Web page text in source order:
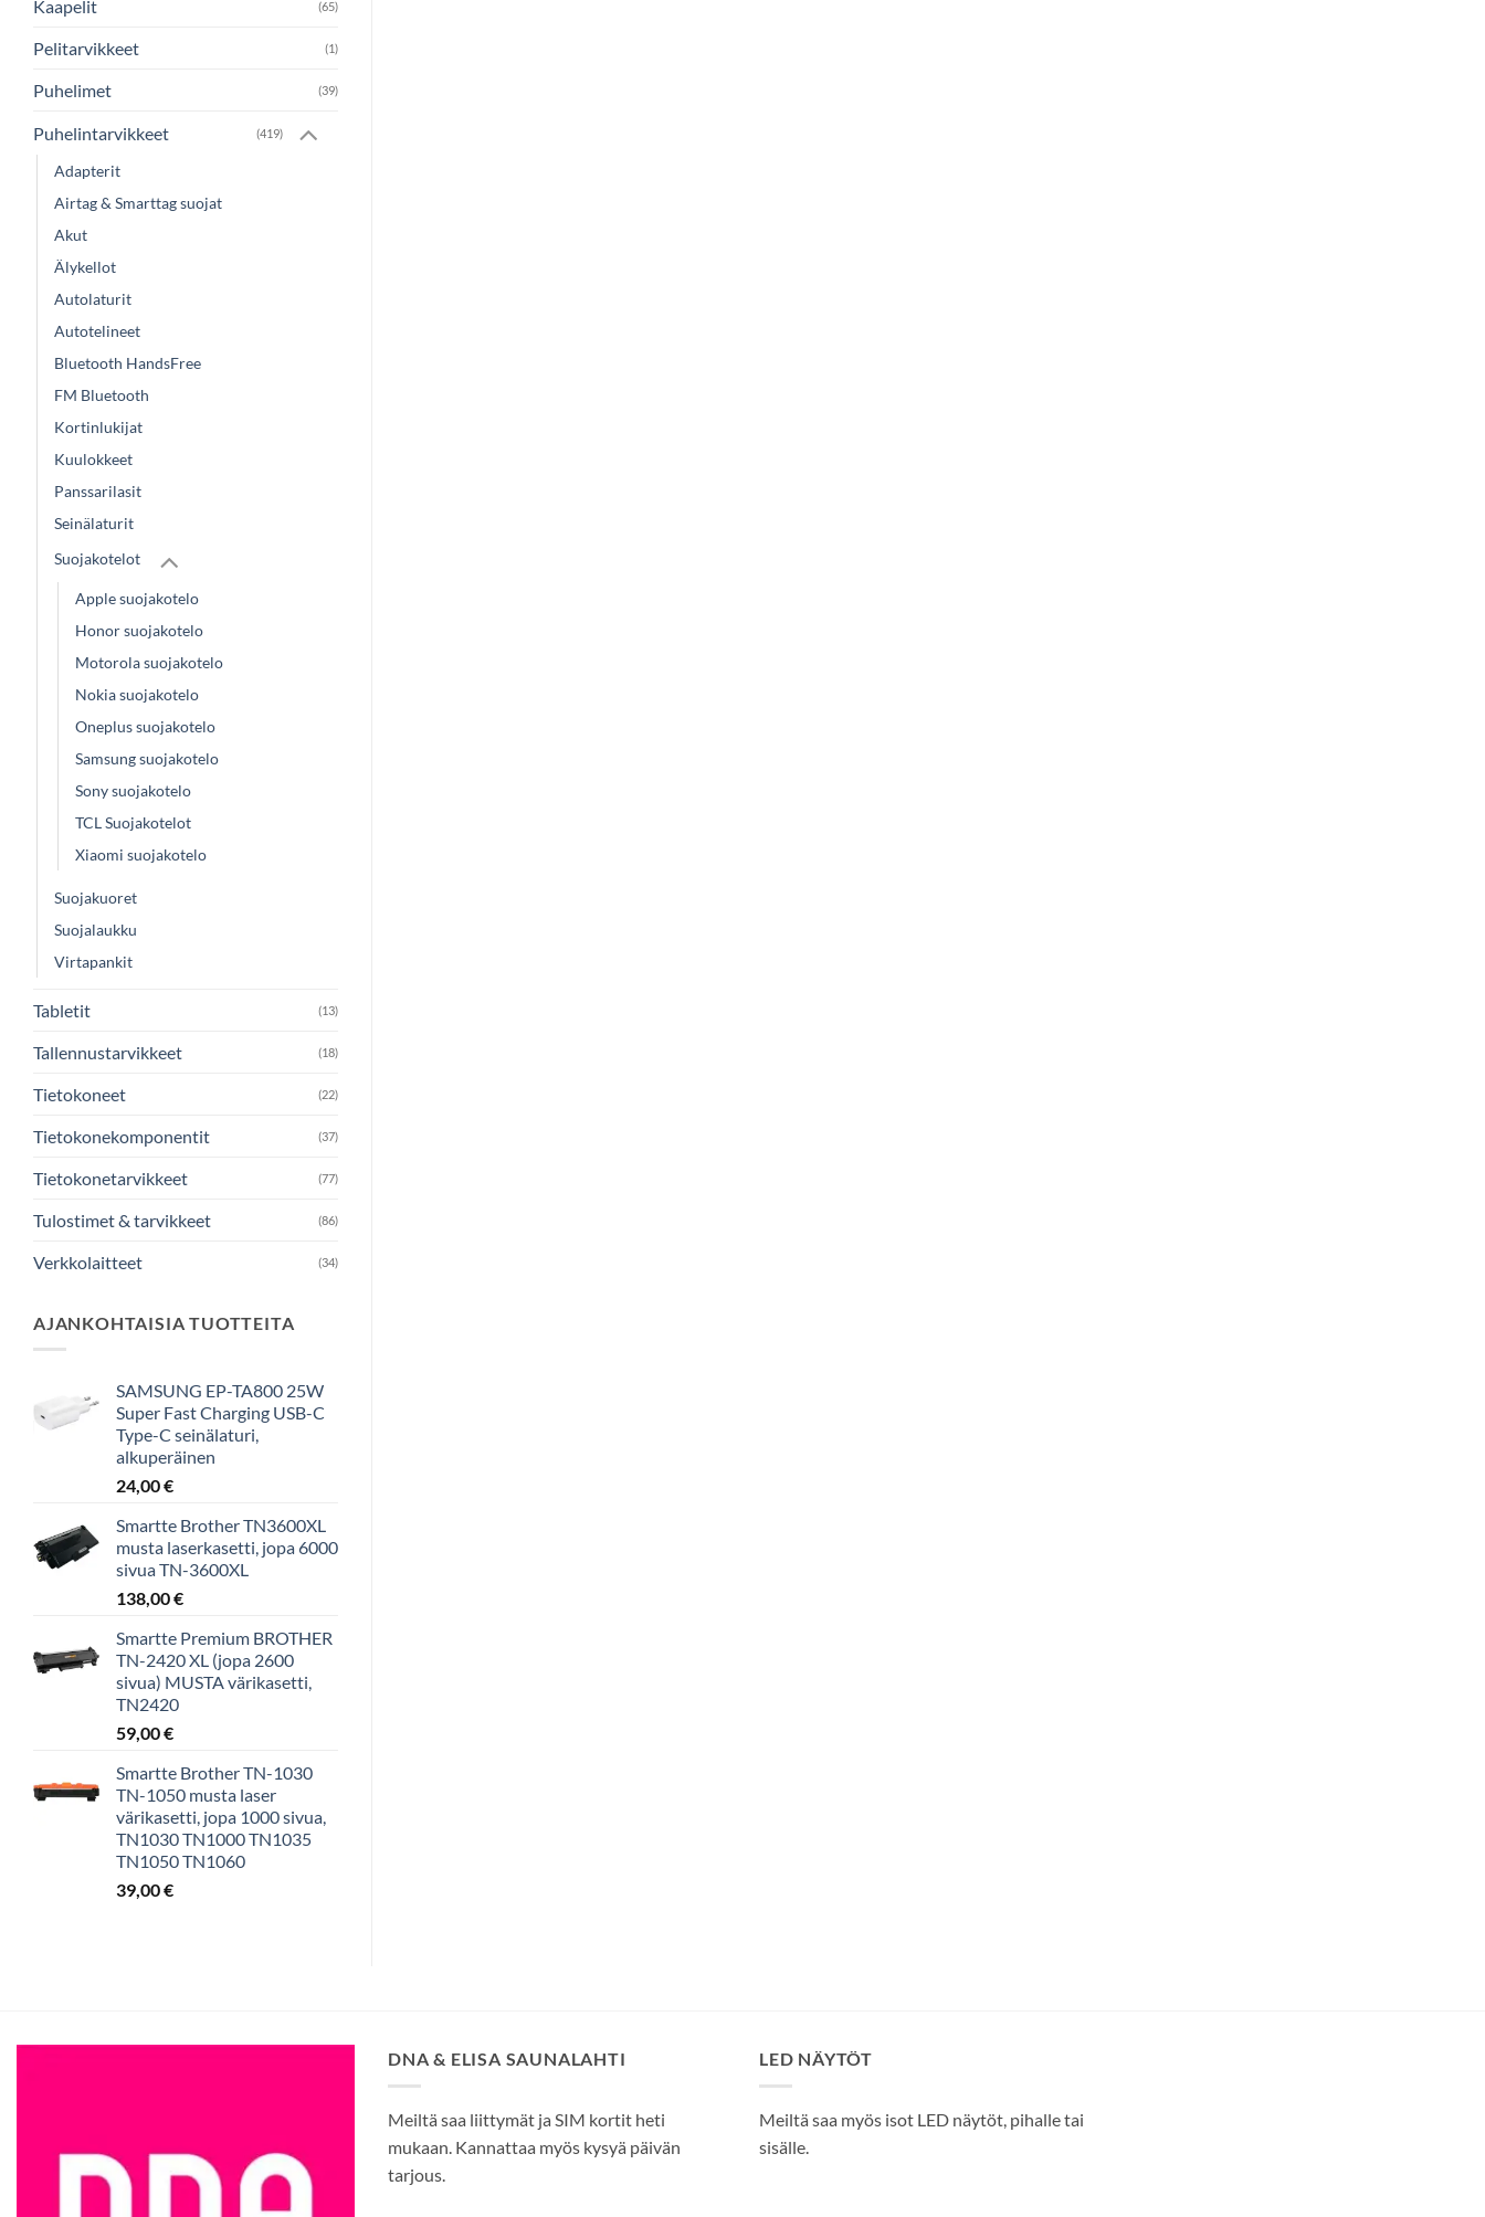
Kaapelit (65)
Pelitarvikkeet (1)
Puhelimet (39)
Puhelintarvikkeet (419)
Adapterit
Airtag & Smarttag suojat
Akut
Älykellot
Autolaturit
Autotelineet
Bluetooth HandsFree
FM Bluetooth
Kortinlukijat
Kuulokkeet
Panssarilasit
Seinälaturit
Suojakotelot
Apple suojakotelo
Honor suojakotelo
Motorola suojakotelo
Nokia suojakotelo
Oneplus suojakotelo
Samsung suojakotelo
Sony suojakotelo
TCL Suojakotelot
Xiaomi suojakotelo
Suojakuoret
Suojalaukku
Virtapankit
Tabletit (13)
Tallennustarvikkeet (18)
Tietokoneet (22)
Tietokonekomponentit (37)
Tietokonetarvikkeet (77)
Tulostimet & tarvikkeet (86)
Verkkolaitteet (34)
AJANKOHTAISIA TUOTTEITA
SAMSUNG EP-TA800 25W
Super Fast Charging USB-C
Type-C seinälaturi,
alkuperäinen
24,00€
Smartte Brother TN3600XL
musta laserkasetti, jopa 6000
sivua TN-3600XL
138,00€
Smartte Premium BROTHER
TN-2420 XL (jopa 2600
sivua) MUSTA värikasetti,
TN2420
59,00€
Smartte Brother TN-1030
TN-1050 musta laser
värikasetti, jopa 1000 sivua,
TN1030 TN1000 TN1035
TN1050 TN1060
39,00€
DNA & ELISA SAUNALAHTI
Meiltä saa liittymät ja SIM kortit heti
mukaan. Kannattaa myös kysyä päivän
tarjous.
LED NÄYTÖT
Meiltä saa myös isot LED näytöt, pihalle tai
sisälle.